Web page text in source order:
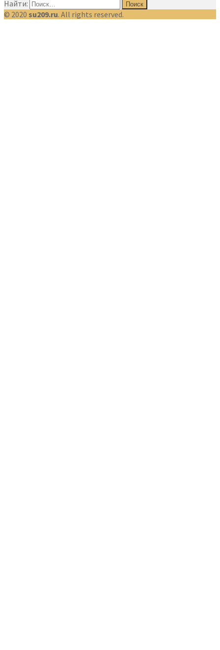
Найти:
© 2020 su209.ru. All rights reserved.